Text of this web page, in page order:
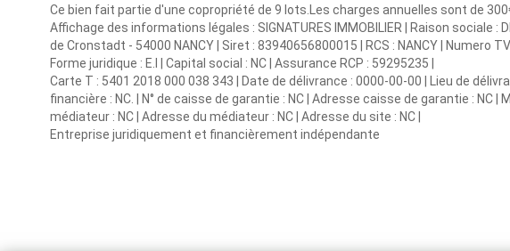
Ce bien fait partie d'une copropriété de 9 lots.Les charges annuelles sont de
Affichage des informations légales : SIGNATURES IMMOBILIER | Raison sociale :
de Cronstadt - 54000 NANCY | Siret : 83940656800015 | RCS : NANCY | Numero
Forme juridique : E.I | Capital social : NC | Assurance RCP : 59295235 |
Carte T : 5401 2018 000 038 343 | Date de délivrance : 0000-00-00 | Lieu de
financière : NC. | N° de caisse de garantie : NC | Adresse caisse de garantie : NC
médiateur : NC | Adresse du médiateur : NC | Adresse du site : NC |
Entreprise juridiquement et financièrement indépendante